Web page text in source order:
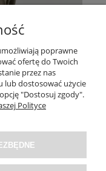
poprawne
ofertę do Twoich
przez nas
lub dostosować użycie
"Dostosuj zgody".
Polityce